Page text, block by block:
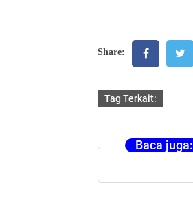
Share:
Tag Terkait:
Baca juga: